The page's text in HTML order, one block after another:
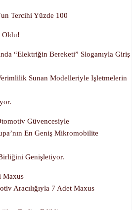
Tercihi Yüzde 100
Oldu!
“Elektriğin Bereketi” Sloganıyla Giriş
Sunan Modelleriyle Işletmelerin
Güvencesiyle
En Geniş Mikromobilite
Genişletiyor.
Maxus
Aracılığıyla 7 Adet Maxus